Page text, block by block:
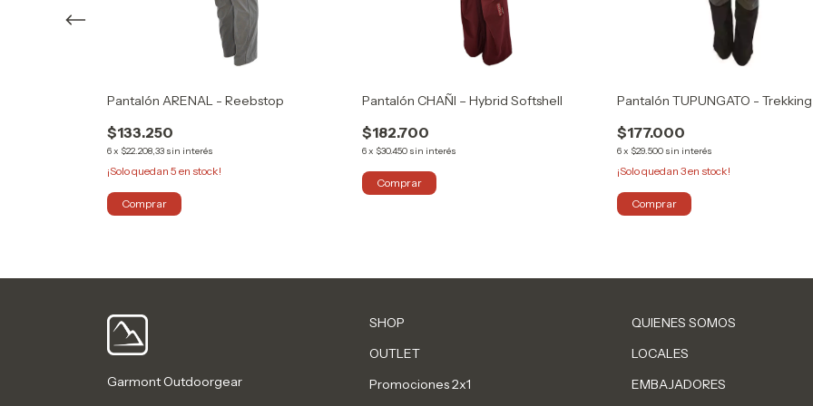
Pantalón ARENAL - Reebstop
$133.250
6x $22.208,33 sin interés
¡Solo quedan 5 en stock!
Comprar
Pantalón CHAÑI – Hybrid Softshell
$182.700
6x $30.450 sin interés
Comprar
Pantalón TUPUNGATO - Trekking
$177.000
6x $29.500 sin interés
¡Solo quedan 3en stock!
Comprar
Garmont Outdoorgear
SHOP
OUTLET
Promociones 2x1
QUIENES SOMOS
LOCALES
EMBAJADORES